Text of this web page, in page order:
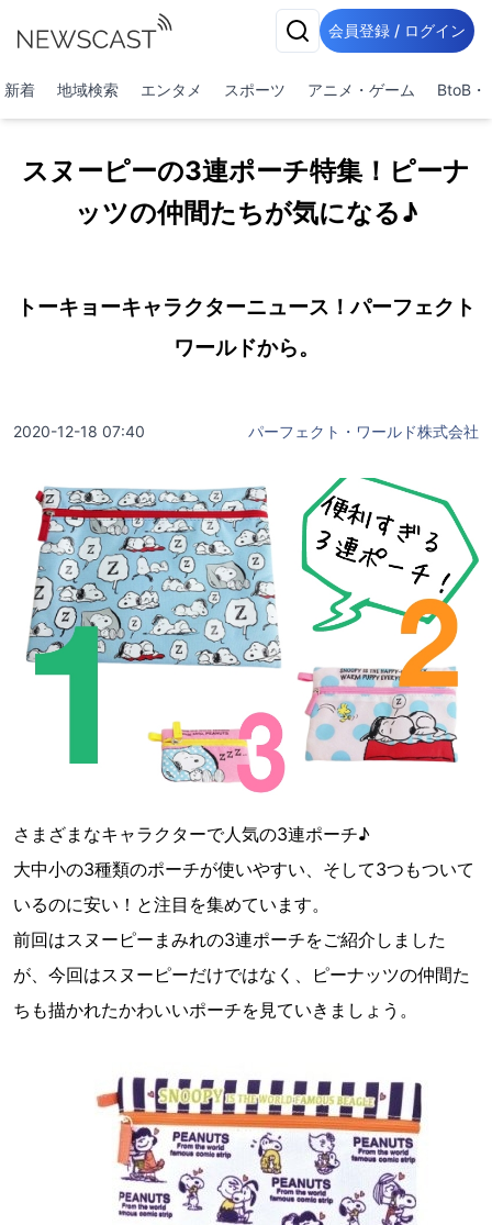
会員登録 / ログイン
新着 地域検索 エンタメ スポーツ アニメ・ゲーム BtoB・
スヌーピーの3連ポーチ特集！ピーナ
ッツの仲間たちが気になる♪
トーキョーキャラクターニュース！パーフェクト
ワールドから。
2020-12-18 07:40 パーフェクト・ワールド株式会社
さまざまなキャラクターで人気の3連ポーチ♪
大中小の3種類のポーチが使いやすい、そして3つもついて
いるのに安い！と注目を集めています。
前回はスヌーピーまみれの3連ポーチをご紹介しました
が、今回はスヌーピーだけではなく、ピーナッツの仲間た
ちも描かれたかわいいポーチを見ていきましょう。